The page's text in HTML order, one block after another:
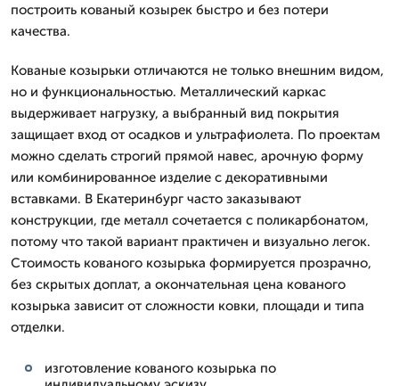
построить кованый козырек быстро и без потери
качества.
Кованые козырьки отличаются не только внешним видом,
но и функциональностью. Металлический каркас
выдерживает нагрузку, а выбранный вид покрытия
защищает вход от осадков и ультрафиолета. По проектам
можно сделать строгий прямой навес, арочную форму
или комбинированное изделие с декоративными
вставками. В Екатеринбург часто заказывают
конструкции, где металл сочетается с поликарбонатом,
потому что такой вариант практичен и визуально легок.
Стоимость кованого козырька формируется прозрачно,
без скрытых доплат, а окончательная цена кованого
козырька зависит от сложности ковки, площади и типа
отделки.
изготовление кованого козырька по